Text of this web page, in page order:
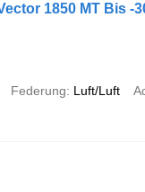
1850 MT Bis -
Federung Luft/Luft